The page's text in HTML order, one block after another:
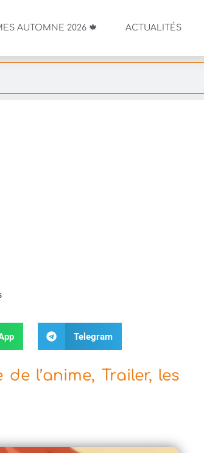
AUTOMNE 2026 🍁 ACTUALITÉS
Telegram
l’anime, Trailer, les